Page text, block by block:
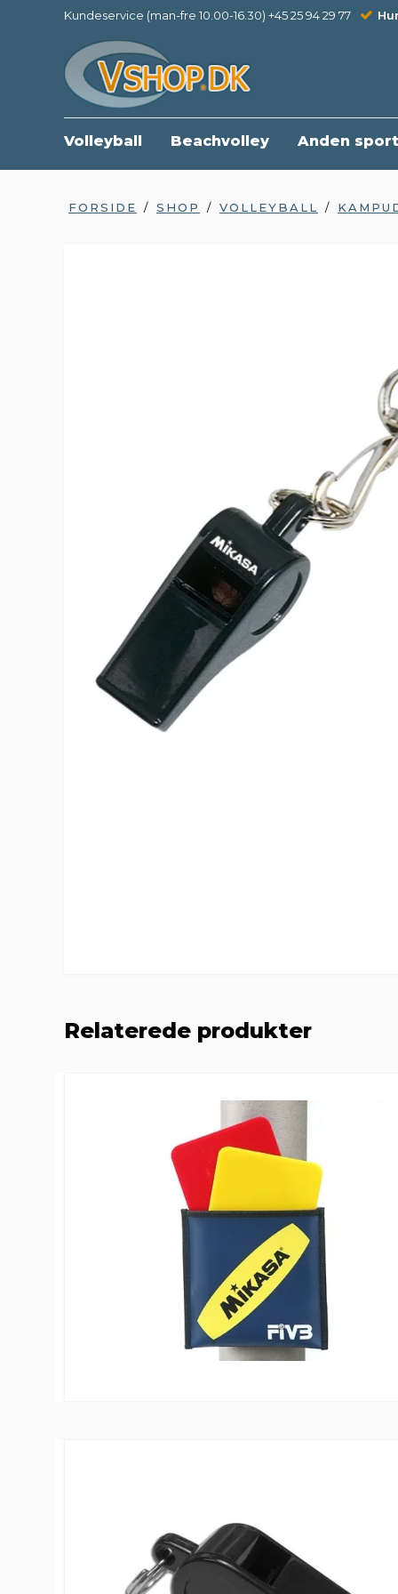
Kundeservice (man-fre 10.00-16.30) +45 25 94 29 77
Volleyball Beachvolley Anden sport
FORSIDE / SHOP / VOLLEYBALL /
Relaterede produkter